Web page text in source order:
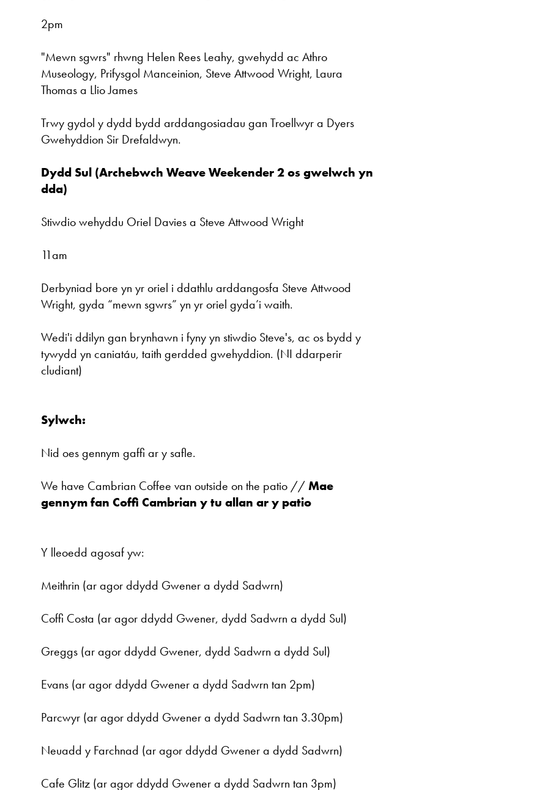
2pm
"Mewn sgwrs" rhwng Helen Rees Leahy, gwehydd ac Athro
Museology, Prifysgol Manceinion, Steve Attwood Wright, Laura
Thomas a Llio James
Trwy gydol y dydd bydd arddangosiadau gan Troellwyr a Dyers
Gwehyddion Sir Drefaldwyn.
Dydd Sul (Archebwch Weave Weekender 2 os gwelwch yn
dda)
Stiwdio wehyddu Oriel Davies a Steve Attwood Wright
11am
Derbyniad bore yn yr oriel i ddathlu arddangosfa Steve Attwood
Wright, gyda “mewn sgwrs” yn yr oriel gyda’i waith.
Wedi'i ddilyn gan brynhawn i fyny yn stiwdio Steve's, ac os bydd y
tywydd yn caniatáu, taith gerdded gwehyddion. (NI ddarperir
cludiant)
Sylwch:
Nid oes gennym gaffi ar y safle.
We have Cambrian Coffee van outside on the patio //Mae
gennym fan Coffi Cambrian y tu allan ar y patio
Y lleoedd agosaf yw:
Meithrin (ar agor ddydd Gwener a dydd Sadwrn)
Coffi Costa (ar agor ddydd Gwener, dydd Sadwrn a dydd Sul)
Greggs (ar agor ddydd Gwener, dydd Sadwrn a dydd Sul)
Evans (ar agor ddydd Gwener a dydd Sadwrn tan 2pm)
Parcwyr (ar agor ddydd Gwener a dydd Sadwrn tan 3.30pm)
Neuadd y Farchnad (ar agor ddydd Gwener a dydd Sadwrn)
Cafe Glitz (ar agor ddydd Gwener a dydd Sadwrn tan 3pm)